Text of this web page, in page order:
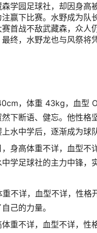
学园足球社，却因身高
赢下比赛。水野成为队
首战不敌武藏森，众
终，水野龙也与风祭将
，体重 43kg，血型
下断语、健忘。他性格
水中学后，逐渐成为球
身高体重不详，血型不
学足球社的主力中锋，
不详，血型不详，性格
己的力量。
重不详，血型不详，性